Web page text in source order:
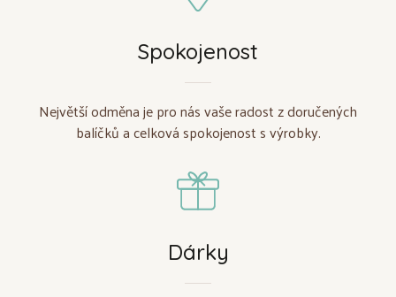
Spokojenost
Největší odměna je pro nás vaše radost z doručených
balíčků a celková spokojenost s výrobky.
Dárky